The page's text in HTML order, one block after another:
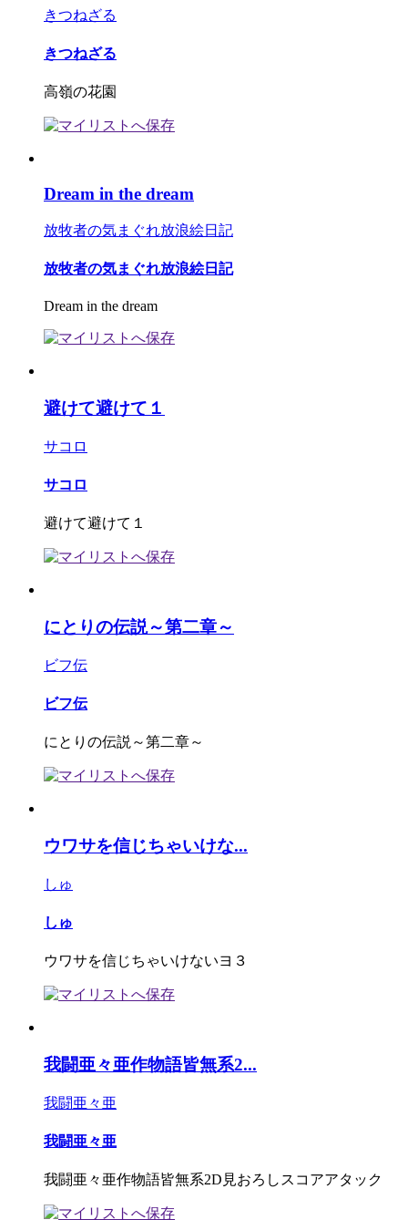
きつねざる
きつねざる
高嶺の花園
Dream in the dream
放牧者の気まぐれ放浪絵日記
放牧者の気まぐれ放浪絵日記
Dream in the dream
避けて避けて１
サコロ
サコロ
避けて避けて１
にとりの伝説～第二章～
ビフ伝
ビフ伝
にとりの伝説～第二章～
ウワサを信じちゃいけな...
しゅ
しゅ
ウワサを信じちゃいけないヨ３
我闘亜々亜作物語皆無系2...
我闘亜々亜
我闘亜々亜
我闘亜々亜作物語皆無系2D見おろしスコアアタック